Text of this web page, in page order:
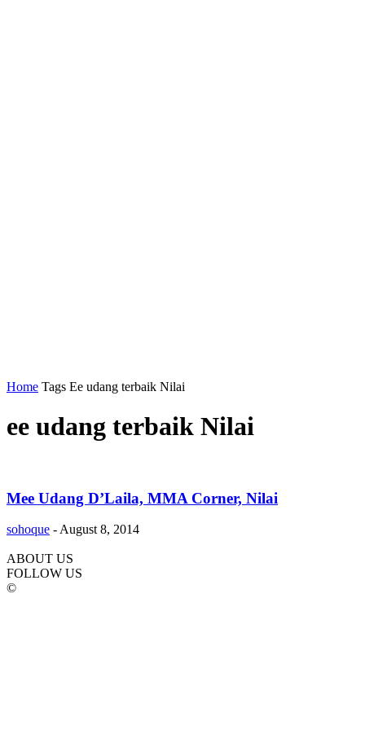
Home Tags Ee udang terbaik Nilai
ee udang terbaik Nilai
Mee Udang D’Laila, MMA Corner, Nilai
sohoque - August 8, 2014
ABOUT US
FOLLOW US
©